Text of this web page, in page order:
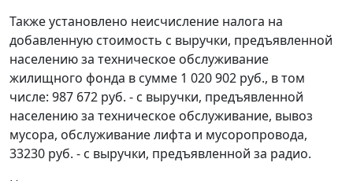
Также установлено неисчисление налога на
добавленную стоимость с выручки, предъявленной
населению за техническое обслуживание
жилищного фонда в сумме 1 020 902 руб., в том
числе: 987 672 руб. - с выручки, предъявленной
населению за техническое обслуживание, вывоз
мусора, обслуживание лифта и мусоропровода,
33230 руб. - с выручки, предъявленной за радио.